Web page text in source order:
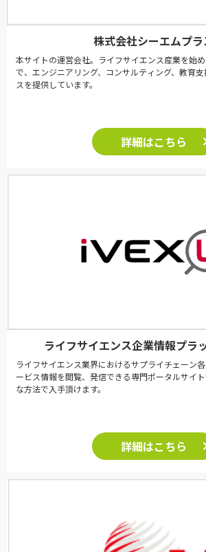
株式会社シーエムプラ
本サイトの運営会社。ライフサイエンス産業を始
で、エンジニアリング、コンサルティング、教育
スを提供しています。
詳細はこちら
ライフサイエンス企業情報プラ
ライフサイエンス業界におけるサプライチェーン
ービス情報を閲覧、発信できる専門ポータルサイ
な方法で入手頂けます。
詳細はこちら